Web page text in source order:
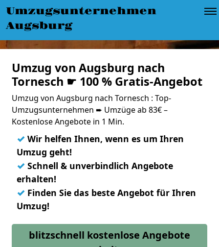
Umzugsunternehmen
Augsburg
Umzug von Augsburg nach
Tornesch ☛ 100 % Gratis-Angebot
Umzug von Augsburg nach Tornesch : Top-
Umzugsunternehmen ➨ Umzüge ab 83€ –
Kostenlose Angebote in 1 Min.
✓ Wir helfen Ihnen, wenn es um Ihren
Umzug geht!
✓ Schnell & unverbindlich Angebote
erhalten!
✓ Finden Sie das beste Angebot für Ihren
Umzug!
blitzschnell kostenlose Angebote